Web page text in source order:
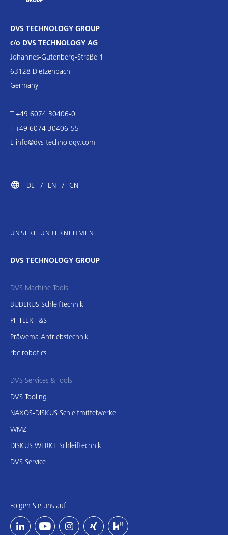
DVS TECHNOLOGY GROUP
c/o DVS TECHNOLOGY AG
Johannes-Gutenberg-Straße 1
63128 Dietzenbach
Germany
T +49 6074 30406-0
F +49 6074 30406-55
E info@dvs-technology.com
DE EN CN
UNSERE UNTERNEHMEN:
DVS TECHNOLOGY GROUP
DVS Machine Tools
BUDERUS Schleiftechnik
PITTLER T&S
Präwema Antriebstechnik
rbc robotics
DVS Services & Tools
DVS Tooling
NAXOS-DISKUS Schleifmittelwerke
WMZ
DISKUS WERKE Schleiftechnik
DVS Service
Folgen Sie uns auf